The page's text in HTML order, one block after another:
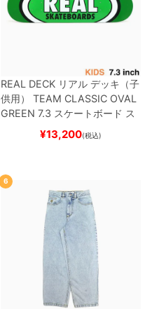
REAL DECK リアル デッキ（子
供用）
TEAM CLASSIC OVAL
GREEN 7.3 スケートボード ス
¥13,200(税込)
6